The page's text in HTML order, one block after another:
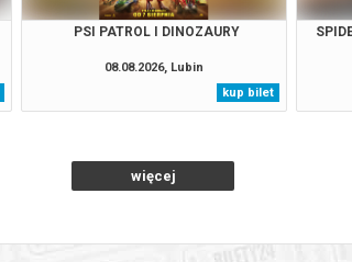
PSI PATROL I DINOZAURY
08.08.2026, Lubin
kup bilet
więcej